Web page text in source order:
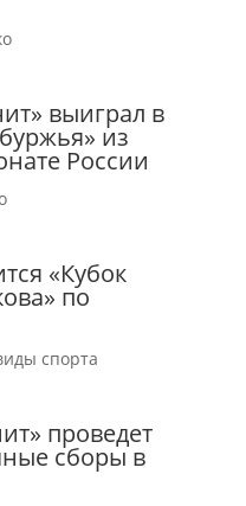
выиграл в
из
России
«Кубок
по
спорта
проведет
сборы в